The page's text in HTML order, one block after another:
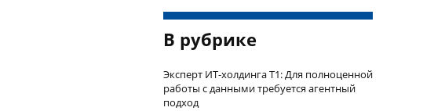
В рубрике
Эксперт ИТ-холдинга Т1: Для полноценной
работы с данными требуется агентный
подход